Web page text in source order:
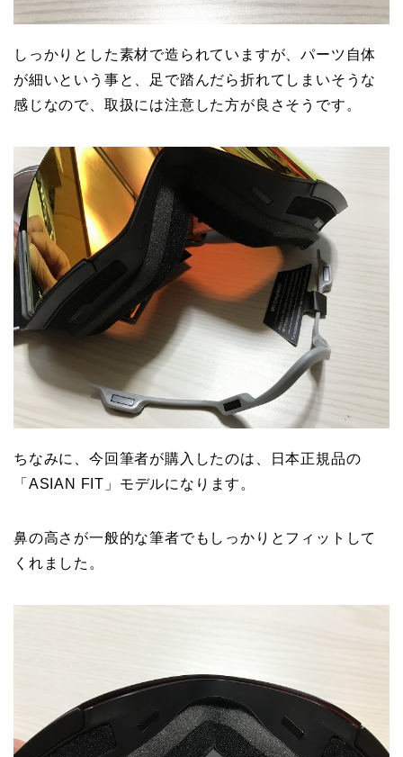
しっかりとした素材で造られていますが、パーツ自体
が細いという事と、足で踏んだら折れてしまいそうな
感じなので、取扱には注意した方が良さそうです。
ちなみに、今回筆者が購入したのは、日本正規品の
「ASIAN FIT」モデルになります。
鼻の高さが一般的な筆者でもしっかりとフィットして
くれました。